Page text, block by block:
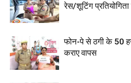
रेस/शूटिंग
फोन-पे से ठगी के 50
कराए वापस